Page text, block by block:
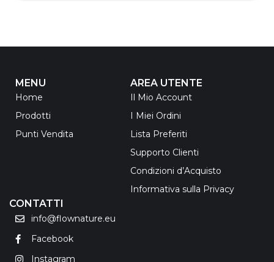
CONTATTI
info@flownature.eu
Facebook
Instagram
MENU
Home
Prodotti
Punti Vendita
AREA UTENTE
Il Mio Account
I Miei Ordini
Lista Preferiti
Supporto Clienti
Condizioni d’Acquisto
Informativa sulla Privacy